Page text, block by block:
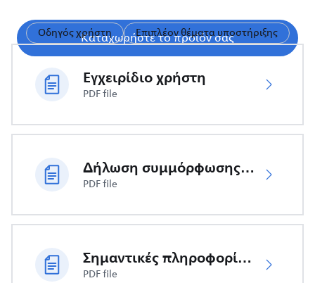
Καταχωρήστε το προϊόν σας
Οδηγός χρήστη Επιπλέον θέματα υποστήριξης
Εγχειρίδιο χρήστη
PDF file
Δήλωση συμμόρφωσης ΕΕ
PDF file
Σημαντικές πληροφορίες ασφαλείας
PDF file